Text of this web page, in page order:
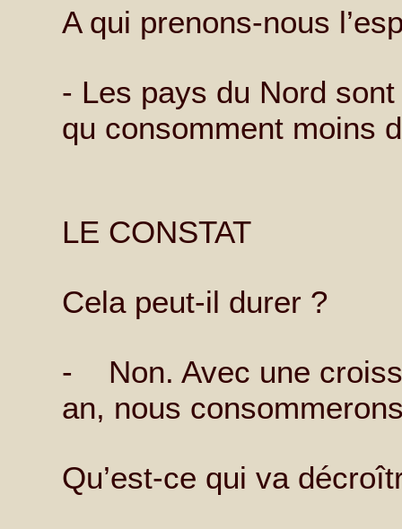
A qui prenons-nous
- Les pays du Nord
qu consomment moins
LE CONSTAT
Cela peut-il durer ?
- Non. Avec une
an, nous
Qu’est-ce qui va